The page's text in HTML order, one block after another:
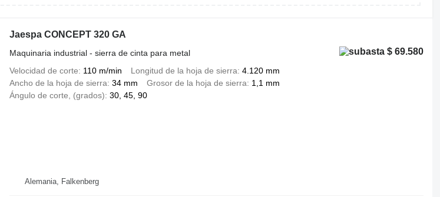
Jaespa CONCEPT 320 GA
$ 69.580
Maquinaria industrial - sierra de cinta para metal
Velocidad de corte
110 m/min Longitud de la hoja de sierra 4.120 mm
Ancho de la hoja de sierra 34 mm Grosor de la hoja de sierra
1,1 mm
Ángulo de corte, (grados) 30, 45, 90
Alemania, Falkenberg